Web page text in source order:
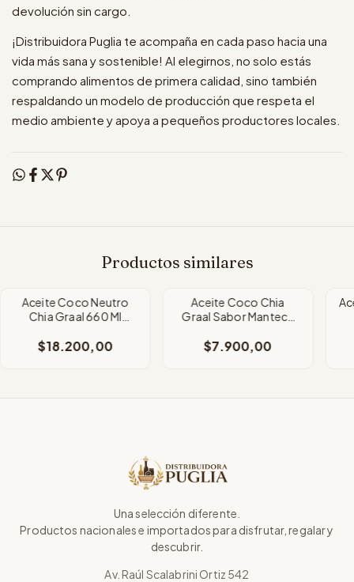
devolución sin cargo.
¡Distribuidora Puglia te acompaña en cada paso hacia una
vida más sana y sostenible! Al elegirnos, no solo estás
comprando alimentos de primera calidad, sino también
respaldando un modelo de producción que respeta el
medio ambiente y apoya a pequeños productores locales.
Productos similares
Aceite Coco Neutro
Chia Graal 660 Ml
$18.200,00
Aceite Coco Chia
Graal Sabor Manteca
$7.900,00
Una selección diferente.
Productos nacionales e importados para disfrutar, regalar y
descubrir.
Av. Raúl Scalabrini Ortiz 542